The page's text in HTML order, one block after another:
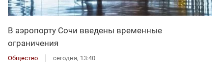
В аэропорту Сочи введены временные
ограничения
Общество сегодня, 13:40